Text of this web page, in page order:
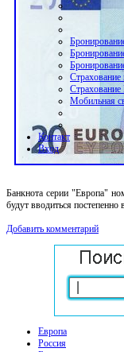
Страхование
Мобильная
Контакт
Вход
Банкнота серии "Европа"
будут вводиться постепенно
Добавить комментарий
Европа
Россия